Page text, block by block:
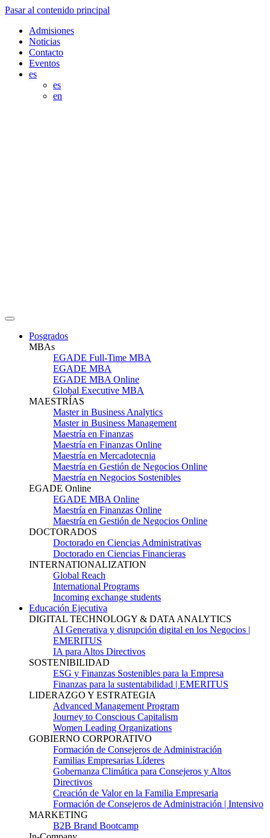
Pasar al contenido principal
Admisiones
Noticias
Contacto
Eventos
es
es
en
Posgrados
MBAs
EGADE Full-Time MBA
EGADE MBA
EGADE MBA Online
Global Executive MBA
MAESTRÍAS
Master in Business Analytics
Master in Business Management
Maestría en Finanzas
Maestría en Finanzas Online
Maestría en Mercadotecnia
Maestría en Gestión de Negocios Online
Maestría en Negocios Sostenibles
EGADE Online
EGADE MBA Online
Maestría en Finanzas Online
Maestría en Gestión de Negocios Online
DOCTORADOS
Doctorado en Ciencias Administrativas
Doctorado en Ciencias Financieras
INTERNATIONALIZATION
Global Reach
International Programs
Incoming exchange students
Educación Ejecutiva
DIGITAL TECHNOLOGY & DATA ANALYTICS
AI Generativa y disrupción digital en los Negocios |
EMERITUS
IA para Altos Directivos
SOSTENIBILIDAD
ESG y Finanzas Sostenibles para la Empresa
Finanzas para la sustentabilidad | EMERITUS
LIDERAZGO Y ESTRATEGIA
Advanced Management Program
Journey to Conscious Capitalism
Women Leading Organizations
GOBIERNO CORPORATIVO
Formación de Consejeros de Administración
Familias Empresarias Líderes
Gobernanza Climática para Consejeros y Altos
Directivos
Creación de Valor en la Familia Empresaria
Formación de Consejeros de Administración | Intensivo
MARKETING
B2B Brand Bootcamp